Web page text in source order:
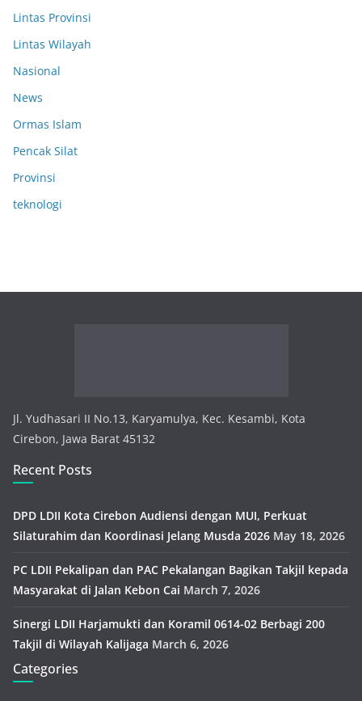
Lintas Provinsi
Lintas Wilayah
Nasional
News
Ormas Islam
Pencak Silat
Provinsi
teknologi
Jl. Yudhasari II No.13, Karyamulya, Kec. Kesambi, Kota
Cirebon, Jawa Barat 45132
Recent Posts
DPD LDII Kota Cirebon Audiensi dengan MUI, Perkuat
Silaturahim dan Koordinasi Jelang Musda 2026 May 18, 2026
PC LDII Pekalipan dan PAC Pekalangan Bagikan Takjil kepada
Masyarakat di Jalan Kebon Cai March 7, 2026
Sinergi LDII Harjamukti dan Koramil 0614-02 Berbagi 200
Takjil di Wilayah Kalijaga March 6, 2026
Categories